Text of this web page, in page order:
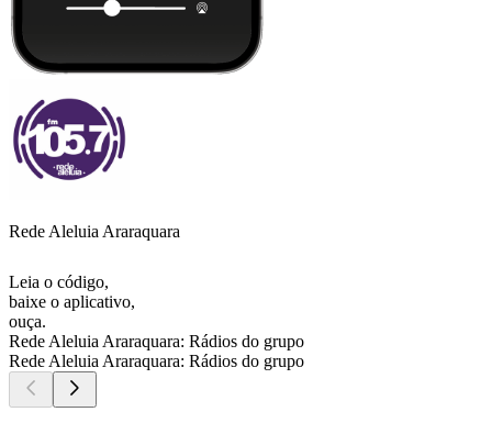
Rede Aleluia Araraquara
Leia o código,
baixe o aplicativo,
ouça.
Rede Aleluia Araraquara: Rádios do grupo
Rede Aleluia Araraquara: Rádios do grupo